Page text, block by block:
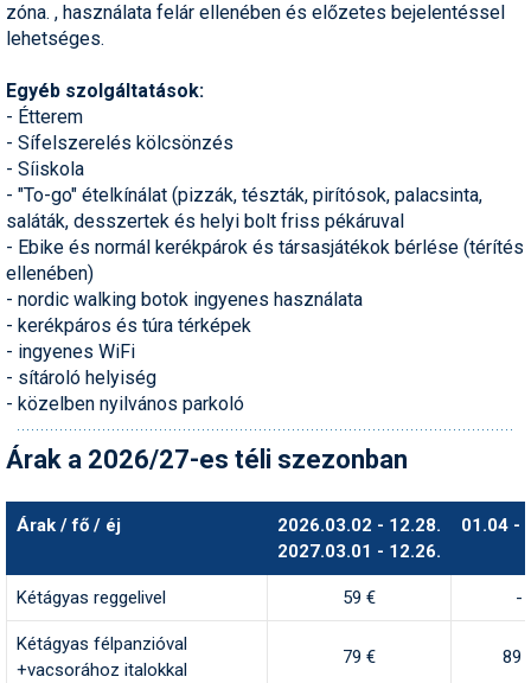
Síléc
Síruházat
Síszerviz
Sítechnika
Síugrás
Snowboard
Snowboardfelszerelés
Szánkó
Téli sportok
zóna. , használata felár ellenében és előzetes bejelentéssel
lehetséges.
Egyéb szolgáltatások:
- Étterem
- Sífelszerelés kölcsönzés
- Síiskola
- "To-go" ételkínálat (pizzák, tészták, pirítósok, palacsinta,
saláták, desszertek és helyi bolt friss pékáruval
- Ebike és normál kerékpárok és társasjátékok bérlése (térítés
ellenében)
- nordic walking botok ingyenes használata
- kerékpáros és túra térképek
- ingyenes WiFi
- sítároló helyiség
- közelben nyilvános parkoló
Árak a 2026/27-es téli szezonban
Árak / fő / éj
2026.03.02 - 12.28.
2027.03.01 - 12.26.
01.04 -
Kétágyas reggelivel 59 € -
Kétágyas félpanzióval
+vacsorához italokkal
79 € 89